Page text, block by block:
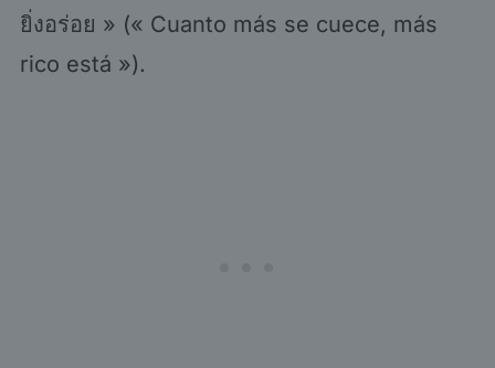
ยิ่งอร่อย » (« Cuanto más se cuece, más
rico está »).